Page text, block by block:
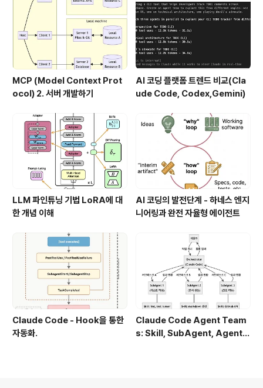
MCP (Model Context Prot
ocol) 2. 서버 개발하기
AI 코딩 플랫폼 트렌드 비교(Cla
ude Code, Codex,Gemini)
LLM 파인튜닝 기법 LoRA에 대
한 개념 이해
AI 코딩의 발전단계 - 하네스 엔지
니어링과 완전 자율형 에이전트
Claude Code - Hook을 통한
자동화.
Claude Code Agent Team
s: Skill, SubAgent, Agent T